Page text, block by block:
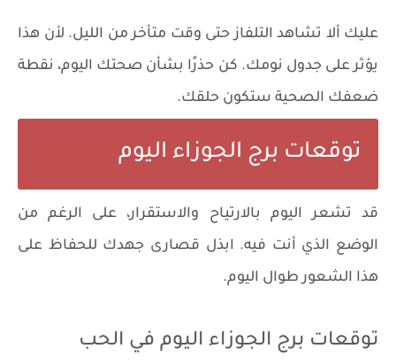
عليك ألا تشاهد التلفاز حتى وقت متأخر من الليل. لأن هذا
يؤثر على جدول نومك. كن حذرًا بشأن صحتك اليوم، نقطة
ضعفك الصحية ستكون حلقك.
توقعات برج الجوزاء اليوم
قد تشعر اليوم بالارتياح والاستقرار، على الرغم من
الوضع الذي أنت فيه. ابذل قصارى جهدك للحفاظ على
هذا الشعور طوال اليوم.
توقعات برج الجوزاء اليوم في الحب